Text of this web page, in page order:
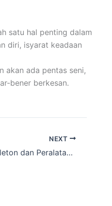
satu hal penting dalam
diri, isyarat keadaan
akan ada pentas seni,
bener berkesan.
NEXT
Rekomendasi Tempat Tenda Camping Pleton dan Peralatan Camping yang direntalkan